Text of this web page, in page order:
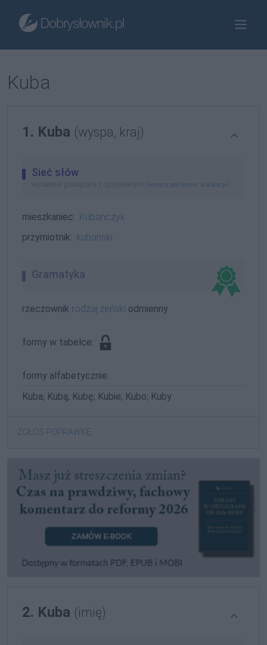
Kuba
1. Kuba (wyspa, kraj)
Sieć słów
wyrażenia powiązane z opisywanym ( wyrazy pokrewne kolokacje
mieszkaniec: Kubańczyk
przymiotnik: kubański
Gramatyka
rzeczownik rodzaj żeński odmienny
formy w tabelce:
formy alfabetycznie:
Kuba; Kubą; Kubę; Kubie; Kubo; Kuby
ZGŁOŚ POPRAWKĘ
2. Kuba (imię)